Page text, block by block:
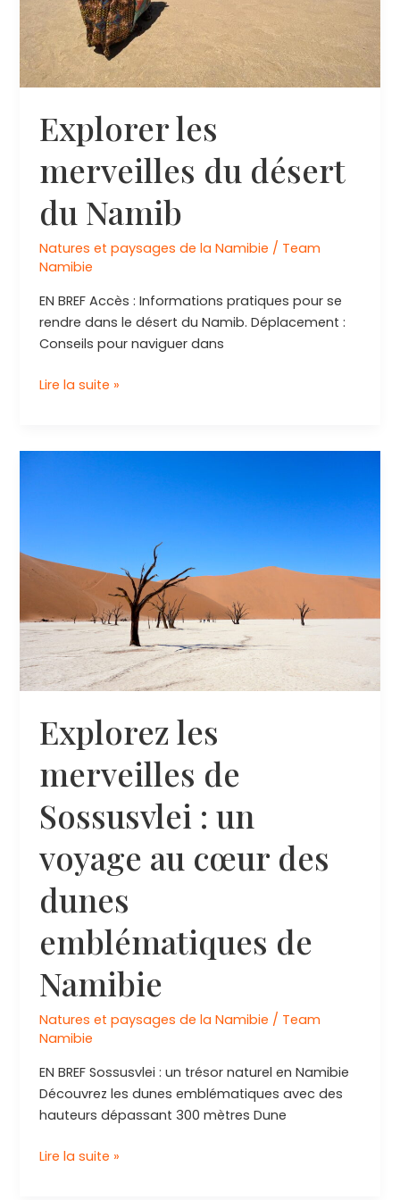
Explorer les
merveilles du désert
du Namib
Natures et paysages de la Namibie / Team
Namibie
EN BREF Accès : Informations pratiques pour se
rendre dans le désert du Namib. Déplacement :
Conseils pour naviguer dans
Explorer
du
Lire la suite »
Explorez les
merveilles de
Sossusvlei : un
voyage au cœur des
dunes
emblématiques de
Namibie
Natures et paysages de la Namibie / Team
Namibie
EN BREF Sossusvlei : un trésor naturel en Namibie
Découvrez les dunes emblématiques avec des
hauteurs dépassant 300 mètres Dune
Explorez
Lire la suite »